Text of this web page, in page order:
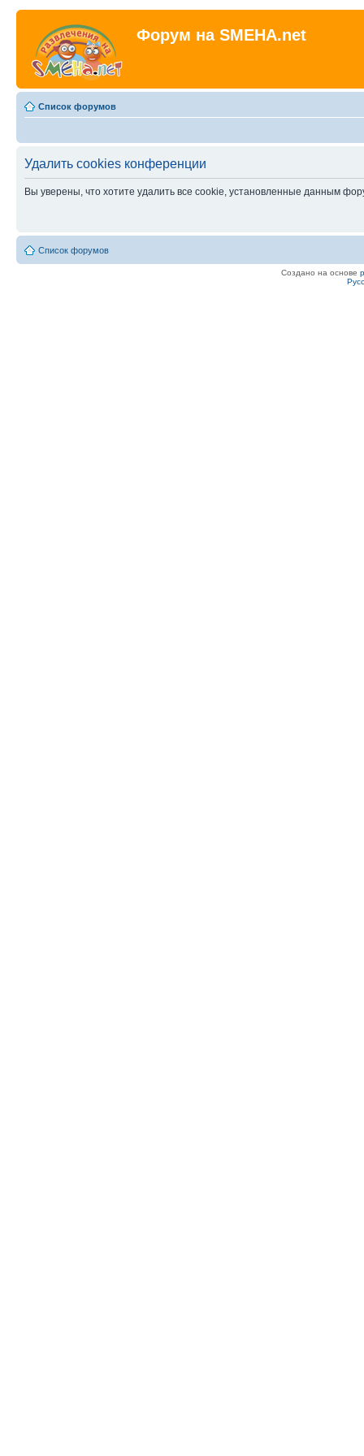
Форум на SMEHA.net
Список форумов
Удалить cookies конференции
Вы уверены, что хотите удалить все cookie, установленные данным
Список форумов
Создано на основе